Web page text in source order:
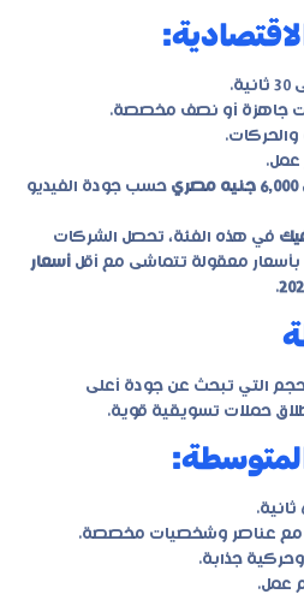
جاهزة أو نصف مخصصة.
حسب جودة الفيديو
في هذه الفئة، تحصل الشركات
معقولة تتماشى مع أقل أسعار
.
التي تبحث عن جودة أعلى
حملات تسويقية قوية.
مع عناصر وشخصيات مخصصة.
جذابة.